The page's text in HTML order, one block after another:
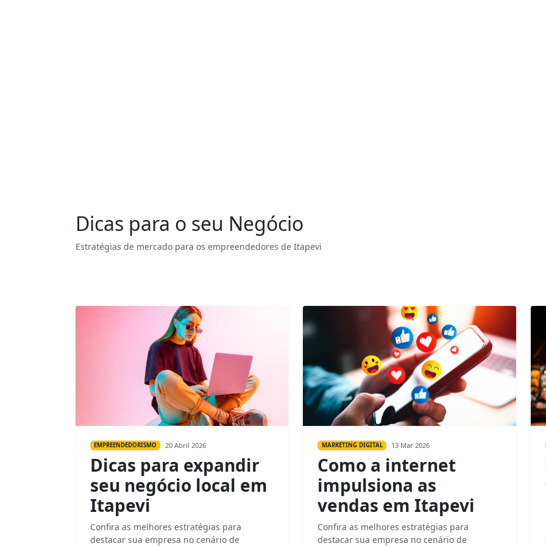
Dicas para o seu Negócio
Estratégias de mercado para os empreendedores de Itapevi
EMPREENDEDORISMO 20 Abril 2026
Dicas para expandir
seu negócio local em
Itapevi
Confira as melhores estratégias para
destacar sua empresa no cenário de
MARKETING DIGITAL 13 Mar 2026
Como a internet
impulsiona as
vendas em Itapevi
Confira as melhores estratégias para
destacar sua empresa no cenário de